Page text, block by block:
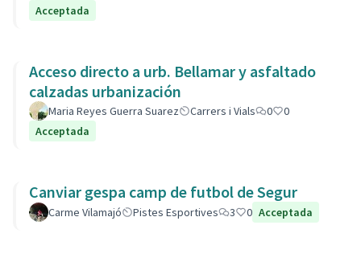
Acceptada
Acceso directo a urb. Bellamar y asfaltado
calzadas urbanización
Maria Reyes Guerra Suarez Carrers i Vials 0
0
Acceptada
Canviar gespa camp de futbol de Segur
Carme Vilamajó Pistes Esportives 3 0 Acceptada